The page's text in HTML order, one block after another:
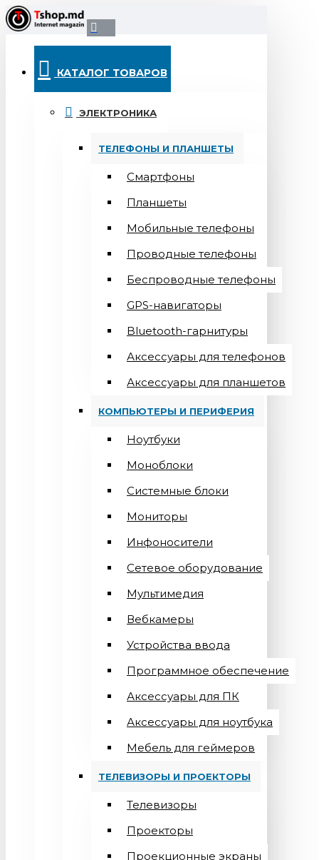
КАТАЛОГ ТОВАРОВ
ЭЛЕКТРОНИКА
ТЕЛЕФОНЫ И ПЛАНШЕТЫ
Смартфоны
Планшеты
Мобильные телефоны
Проводные телефоны
Беспроводные телефоны
GPS-навигаторы
Bluetooth-гарнитуры
Аксессуары для телефонов
Аксессуары для планшетов
КОМПЬЮТЕРЫ И ПЕРИФЕРИЯ
Ноутбуки
Моноблоки
Системные блоки
Мониторы
Инфоносители
Сетевое оборудование
Мультимедия
Вебкамеры
Устройства ввода
Программное обеспечение
Аксессуары для ПК
Аксессуары для ноутбука
Мебель для геймеров
ТЕЛЕВИЗОРЫ И ПРОЕКТОРЫ
Телевизоры
Проекторы
Проекционные экраны